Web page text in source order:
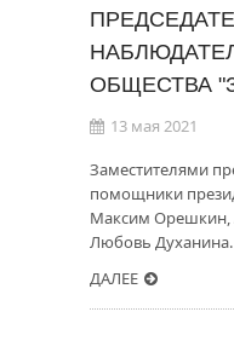
ОБЩЕСТВА
13 мая 2021
Заместителями
помощники
Максим Орешкин,
Любовь Духанина.
ДАЛЕЕ